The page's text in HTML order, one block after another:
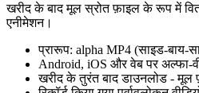
खरीद के बाद मूल स्रोत फ़ाइल के रूप में
एनीमेशन।
प्रारूप: alpha MP4 (साइड-बाय-
Android, iOS और वेब पर अल्फा-
खरीद के तुरंत बाद डाउनलोड - मूल